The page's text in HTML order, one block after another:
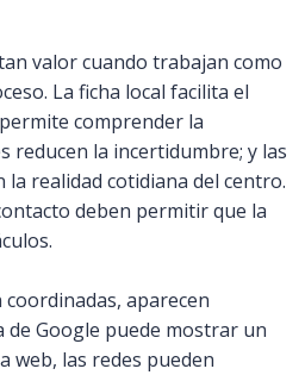
valor cuando trabajan como
La ficha local facilita el
comprender la
reducen la incertidumbre; y las
la realidad cotidiana del centro.
deben permitir que la
aparecen
de Google puede mostrar un
web, las redes pueden